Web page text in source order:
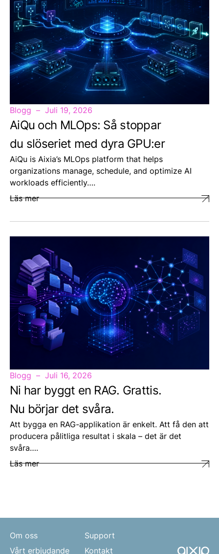
Blogg Juli 19, 2026
AiQu och MLOps: Så stoppar
du slöseriet med dyra GPU:er
AiQu is Aixia’s MLOps platform that helps
organizations manage, schedule, and optimize AI
workloads efficiently….
Läs mer
Blogg Juli 16, 2026
Ni har byggt en RAG. Grattis.
Nu börjar det svåra.
Att bygga en RAG-applikation är enkelt. Att få den att
producera pålitliga resultat i skala – det är det
svåra….
Läs mer
Om oss
Vårt erbjudande
Support
Kontakt